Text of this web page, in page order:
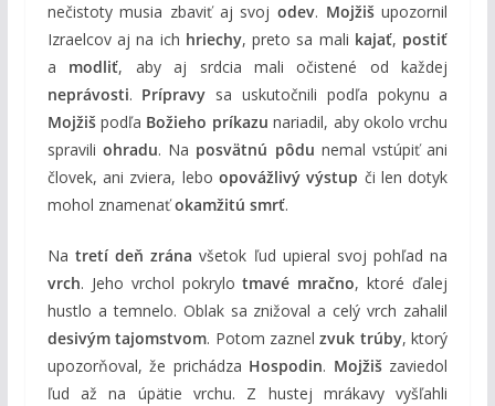
nečistoty musia zbaviť aj svoj odev. Mojžišupozornil
Izraelcov aj na ich hriechy, preto sa mali kajať, postiť
a modliť, aby aj srdcia mali očistené od každej
neprávosti. Prípravy sa uskutočnili podľa pokynu a
Mojžišpodľa Božieho príkazu nariadil, aby okolo vrchu
spravili ohradu. Na posvätnú pôdu nemal vstúpiť ani
človek, ani zviera, lebo opovážlivý výstup či len dotyk
mohol znamenaťokamžitú smrť.
Na tretí deň zrána všetok ľud upieral svoj pohľad na
vrch. Jeho vrchol pokrylotmavé mračno, ktoré ďalej
hustlo a temnelo. Oblak sa znižoval a celý vrch zahalil
desivým tajomstvom. Potom zaznelzvuk trúby, ktorý
upozorňoval, že prichádza Hospodin. Mojžišzaviedol
ľud až na úpätie vrchu. Z hustej mrákavy vyšľahli